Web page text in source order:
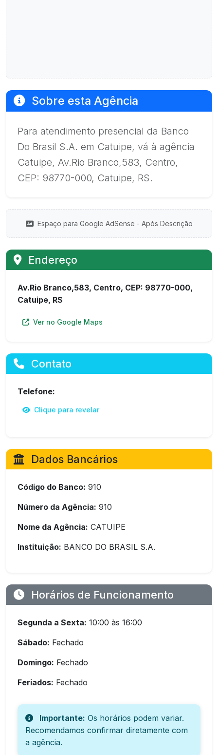
Sobre esta Agência
Para atendimento presencial da Banco
Do Brasil S.A. em Catuipe, vá à agência
Catuipe, Av.Rio Branco,583, Centro,
CEP: 98770-000, Catuipe, RS.
Espaço para Google AdSense - Após Descrição
Endereço
Av.Rio Branco,583, Centro, CEP: 98770-000,
Catuipe, RS
Ver no Google Maps
Contato
Telefone:
Clique para revelar
Dados Bancários
Código do Banco: 910
Número da Agência: 910
Nome da Agência: CATUIPE
Instituição: BANCO DO BRASIL S.A.
Horários de Funcionamento
Segunda a Sexta: 10:00 às 16:00
Sábado: Fechado
Domingo: Fechado
Feriados: Fechado
Importante: Os horários podem variar.
Recomendamos confirmar diretamente com
a agência.